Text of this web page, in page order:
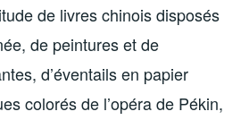
de livres chinois disposés
de peintures et de
d’éventails en papier
colorés de l’opéra de Pékin,